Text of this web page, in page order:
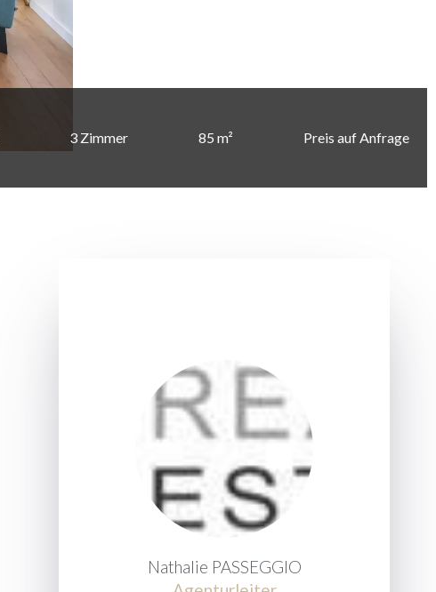
3 Zimmer 85 m² Preis auf Anfrage
Nathalie PASSEGGIO